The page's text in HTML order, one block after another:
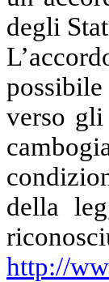
degli
verso
della
http://